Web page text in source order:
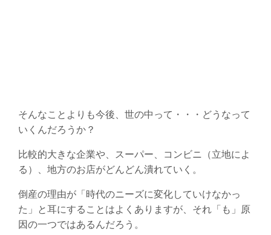
そんなことよりも今後、世の中って・・・どうなって
いくんだろうか？
比較的大きな企業や、スーパー、コンビニ（立地によ
る）、地方のお店がどんどん潰れていく。
倒産の理由が「時代のニーズに変化していけなかっ
た」と耳にすることはよくありますが、それ「も」原
因の一つではあるんだろう。